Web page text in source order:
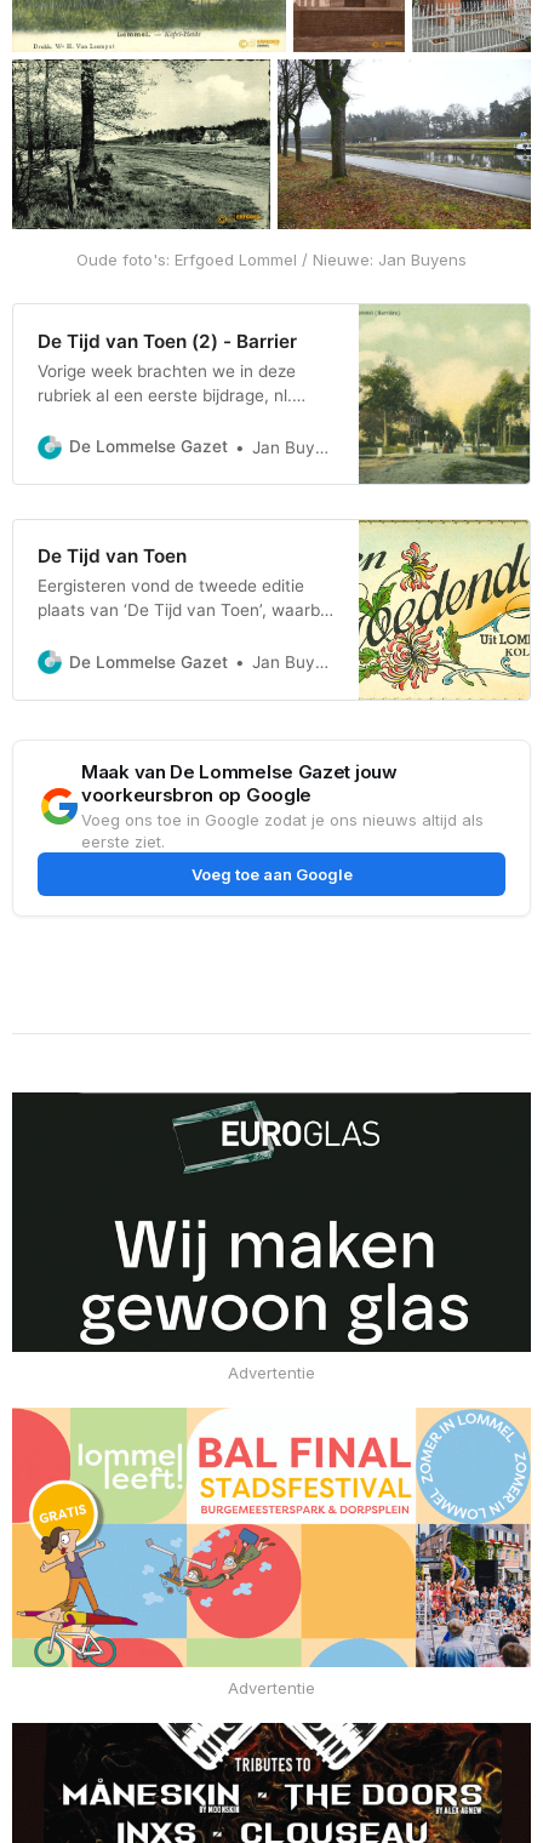
Oude foto's: Erfgoed Lommel / Nieuwe: Jan Buyens
De Tijd van Toen (2) - Barrier
Vorige week brachten we in deze
rubriek al een eerste bijdrage, nl.
bevinden we ons in de Barrier, en ook
héél wat te vertellen. Zo had hij het
De Lommelse Gazet Jan Buyens
De Tijd van Toen
Eergisteren vond de tweede editie
plaats van ‘De Tijd van Toen’, waarbij
van de grote veranderingen in de
verslag van eergisteren hier. En zoals
De Lommelse Gazet Jan Buyens
Maak van De Lommelse Gazet jouw
voorkeursbron op Google
Voeg ons toe in Google zodat je ons nieuws altijd als
eerste ziet.
Voeg toe aan Google
Advertentie
Advertentie